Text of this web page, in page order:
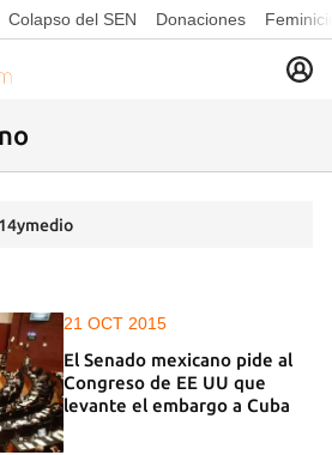
Colapso del SEN Donaciones
21 OCT 2015
El Senado mexicano pide al
Congreso de EE UU que
levante el embargo a Cuba